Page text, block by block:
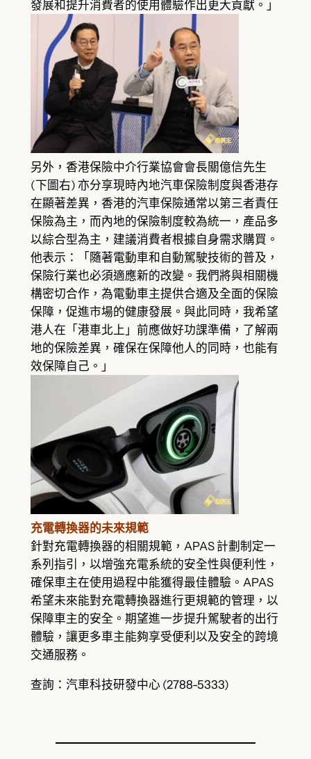
發展和提升消費者的使用體驗作出更大貢獻。」
另外，香港保險中介行業協會會長關億信先生
(下圖右) 亦分享現時內地汽車保險制度與香港存
在顯著差異，香港的汽車保險通常以第三者責任
保險為主，而內地的保險制度較為統一，產品多
以綜合型為主，建議消費者根據自身需求購買。
他表示：「隨著電動車和自動駕駛技術的普及，
保險行業也必須適應新的改變。我們將與相關機
構密切合作，為電動車主提供合適及全面的保險
保障，促進市場的健康發展。與此同時，我希望
港人在「港車北上」前應做好功課準備，了解兩
地的保險差異，確保在保障他人的同時，也能有
效保障自己。」
充電轉換器的未來規範
針對充電轉換器的相關規範，APAS 計劃制定一
系列指引，以增強充電系統的安全性與便利性，
確保車主在使用過程中能獲得最佳體驗。APAS
希望未來能對充電轉換器進行更規範的管理，以
保障車主的安全。期望進一步提升駕駛者的出行
體驗，讓更多車主能夠享受便利以及安全的跨境
交通服務。
查詢：汽車科技研發中心 (2788-5333)